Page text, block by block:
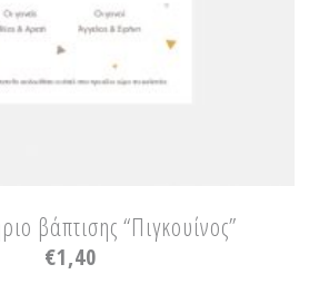
βάπτισης “Πιγκουίνος”
€1,40